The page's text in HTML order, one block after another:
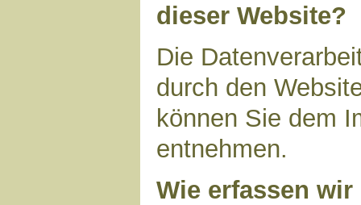
dieser Website?
Die
durch den
können Sie dem
entnehmen.
Wie erfassen wir